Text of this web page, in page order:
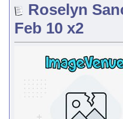
Roselyn
Feb 10 x2